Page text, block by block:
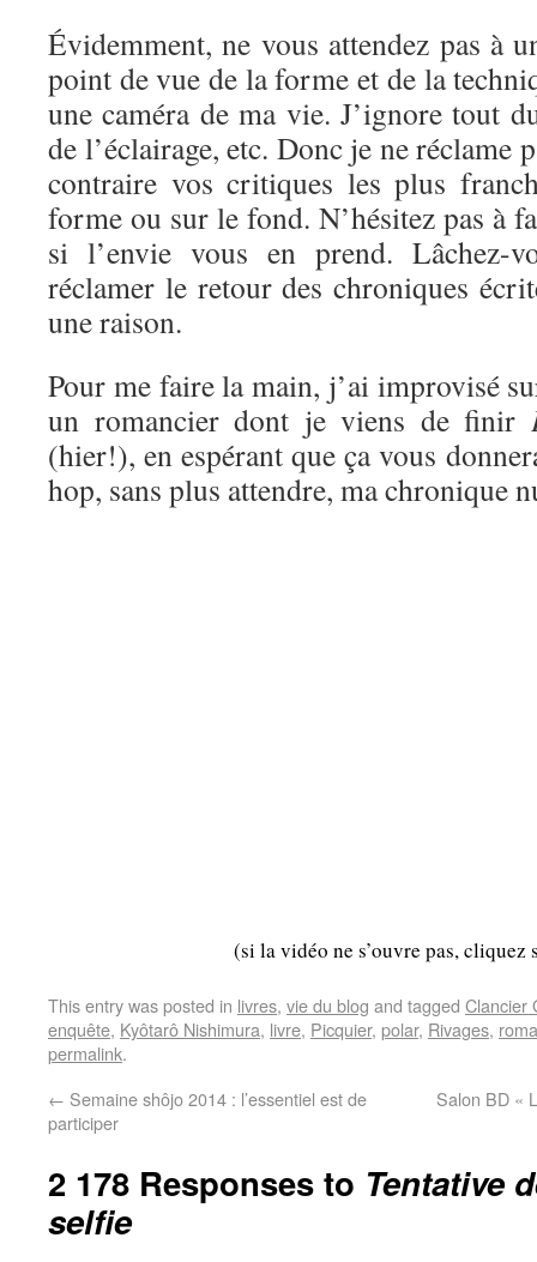
Évidemment, ne vous attendez pas à
point de vue de la forme et de la
une caméra de ma vie. J’ignore tout
de l’éclairage, etc. Donc je ne réclame
contraire vos critiques les plus
forme ou sur le fond. N’hésitez pas à
si l’envie vous en prend. Lâchez-
réclamer le retour des chroniques
une raison.
Pour me faire la main, j’ai improvisé
un romancier dont je viens de finir
(hier!), en espérant que ça vous
hop, sans plus attendre, ma chronique
(si la vidéo ne s’ouvre pas, cliquez
This entry was posted in livres, vie du blog and tagged Clancier
enquête, Kyôtarô Nishimura, livre, Picquier, polar, Rivages,
permalink.
← Semaine shôjo 2014 : l’essentiel est de
participer
Salon BD «
2 178 Responses to Tentative
selfie